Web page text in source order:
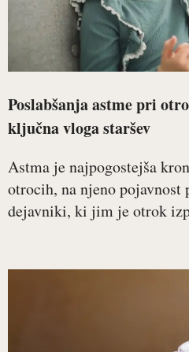
Poslabšanja astme pri
ključna vloga staršev
Astma je najpogostejša
otrocih, na njeno
dejavniki, ki jim je otrok